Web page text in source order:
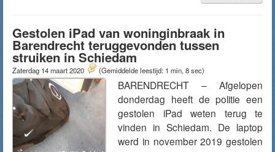
Gestolen iPad van woninginbraak in
Barendrecht teruggevonden tussen
struiken in Schiedam
Zaterdag 14 maart 2020 (Gemiddelde leestijd: 1 min, 8 sec)
BARENDRECHT – Afgelopen
donderdag heeft de politie een
gestolen iPad weten terug te
vinden in Schiedam. De laptop
werd in november 2019 gestolen